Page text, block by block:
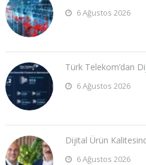
6 Ağustos 2026
Türk Telekom’dan
6 Ağustos 2026
Dijital Ürün
6 Ağustos 2026